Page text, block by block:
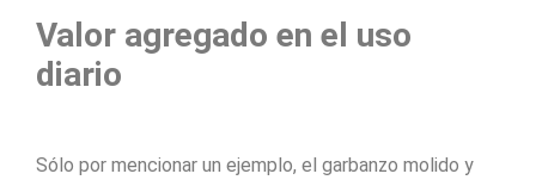
Valor agregado en el uso
diario
Sólo por mencionar un ejemplo, el garbanzo molido y